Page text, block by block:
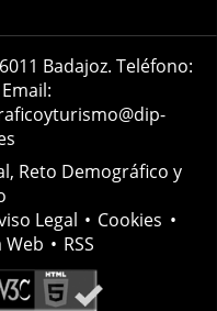
Badajoz. Teléfono:
Reto Demográfico y
Legal • Cookies •
Web • RSS